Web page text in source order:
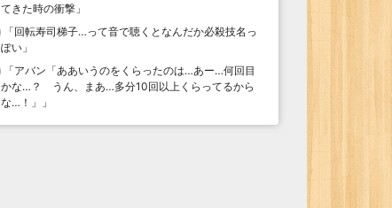
てきた時の衝撃 」
「回転寿司梯子…って音で聴くとなんだか必殺技名っ
ぽい 」
「アバン「ああいうのをくらったのは…あー…何回目
かな…？ うん、まあ…多分10回以上くらってるから
な…！」
」